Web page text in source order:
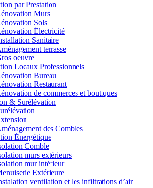
par Prestation
Murs
Sols
Électricité
Sanitaire
terrasse
oeuvre
Locaux Professionnels
Bureau
Restaurant
de commerces et boutiques
& Surélévation
des Combles
Énergétique
Comble
murs extérieurs
mur intérieur
Extérieure
ventilation et les infiltrations d’air